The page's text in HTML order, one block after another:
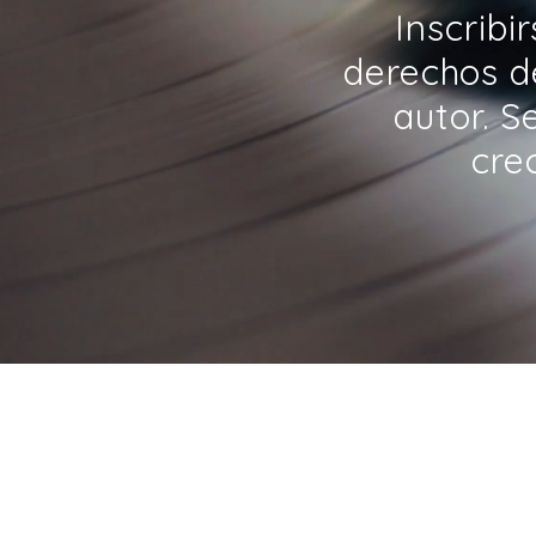
derechos
autor.